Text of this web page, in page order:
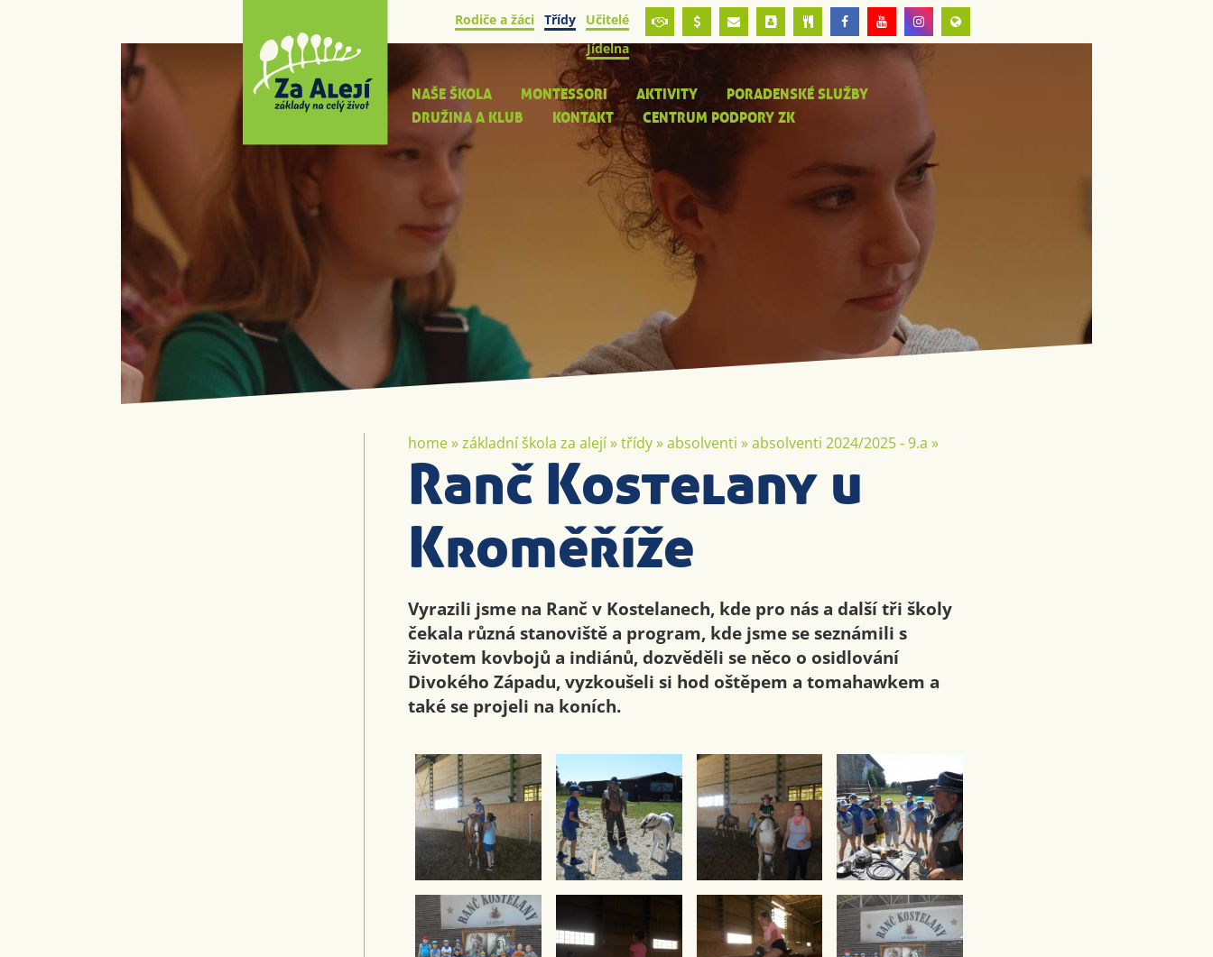
Rodiče a žáci Třídy
Učitelé
Jídelna
NAŠE ŠKOLA MONTESSORI AKTIVITY
PORADENSKÉ SLUŽBY
DRUŽINA A KLUB
KONTAKT CENTRUM PODPORY ZK
home»základní škola za alejí»třídy»absolventi »absolventi 2024/2025 - 9.a »
Ranč Kostelany u
Kroměříže
Vyrazili jsme na Ranč v Kostelanech, kde pro nás a další tři školy
čekala různá stanoviště a program, kde jsme se seznámili s
životem kovbojů a indiánů, dozvěděli se něco o osidlování
Divokého Západu, vyzkoušeli si hod oštěpem a tomahawkem a
také se projeli na koních.